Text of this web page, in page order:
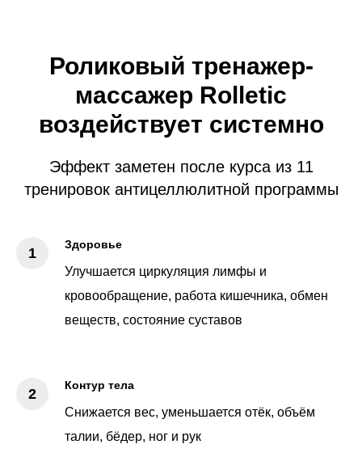
Роликовый тренажер-
массажер Rolletic
воздействует системно
Эффект заметен после курса из 11
тренировок антицеллюлитной программы
Здоровье
Улучшается циркуляция лимфы и
кровообращение, работа кишечника, обмен
веществ, состояние суставов
Контур тела
Снижается вес, уменьшается отёк, объём
талии, бёдер, ног и рук